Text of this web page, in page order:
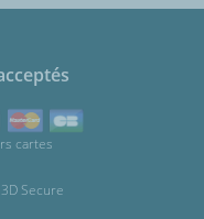
cartes
Secure